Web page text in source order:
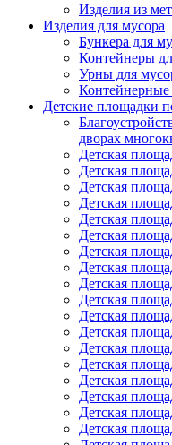
Изделия из
Изделия для мусора
Бункера для
Контейнеры
Урны для
Детские площадки
дворах
Детская
Детская
Детская
Детская
Детская
Детская
Детская
Детская
Детская
Детская
Детская
Детская
Детская
Детская
Детская
Детская
Детская
Детская